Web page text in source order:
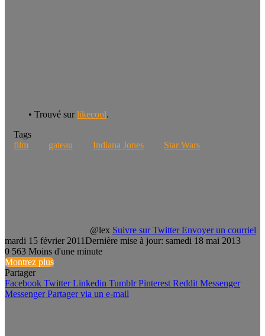
• Trouvé surlikecool.
Tags
film
gateau Indiana Jones Star Wars
@lex Suivre sur Twitter Envoyer un courriel
mardi 15 février 2011Dernière mise à jour: samedi 18 mai 2013
0 563 Moins d'une minute
Montrez plus
Partager
Facebook Twitter Linkedin Tumblr Pinterest Reddit Messenger
Messenger Partager via un e-mail